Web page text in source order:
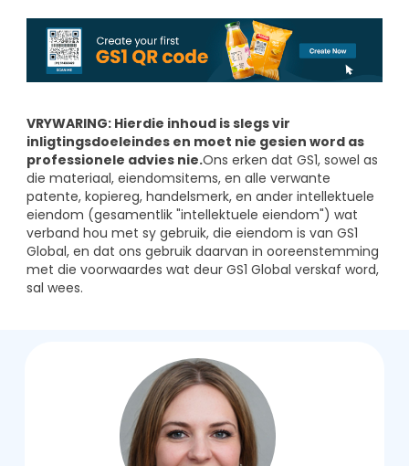
VRYWARING: Hierdie inhoud is slegs vir
inligtingsdoeleindes en moet nie gesien word as
professionele advies nie.Ons erken dat GS1, sowel as
die materiaal, eiendomsitems, en alle verwante
patente, kopiereg, handelsmerk, en ander intellektuele
eiendom (gesamentlik "intellektuele eiendom") wat
verband hou met sy gebruik, die eiendom is van GS1
Global, en dat ons gebruik daarvan in ooreenstemming
met die voorwaardes wat deur GS1 Global verskaf word,
sal wees.